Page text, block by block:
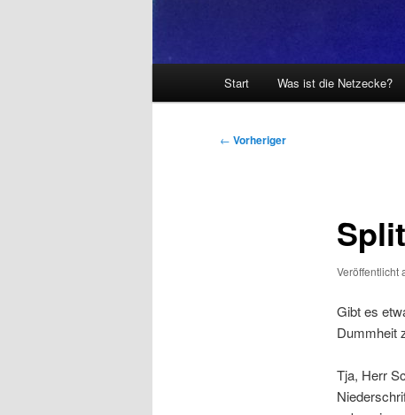
Start Was ist die Netzecke?
Beitragsnavigation
← Vorheriger
Veröffentlicht
Gibt es
Dummheit
Tja, Herr